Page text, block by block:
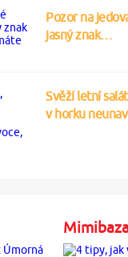
Pozor na
jasný znak…
Svěží letní
v horku